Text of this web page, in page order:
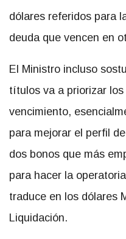
dólares referidos para
deuda que vencen en
El Ministro incluso
títulos va a priorizar
vencimiento,
para mejorar el perfil
dos bonos que más
para hacer la
traduce en los dólares
Liquidación.